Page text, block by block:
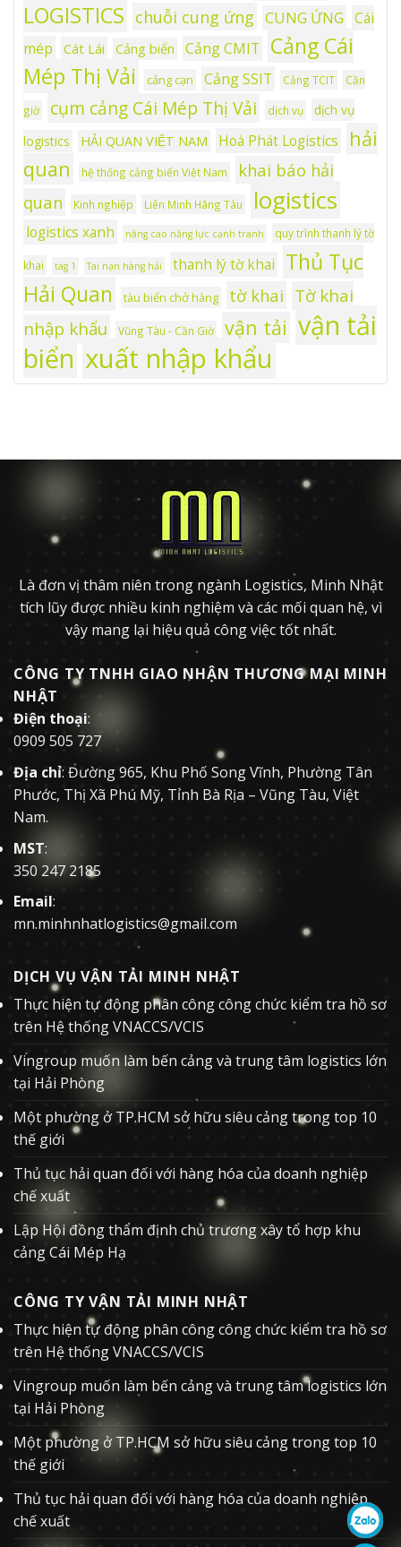
LOGISTICS chuỗi cung ứng CUNG ỨNG Cái
mép
Cát Lái Cảng biển Cảng CMIT
Cảng Cái
Mép Thị Vải
cảng cạn Cảng SSIT Cảng TCIT Cần
giờ cụm cảng Cái Mép Thị Vải dịch vụ
dịch vụ
logistics
HẢI QUAN VIỆT NAM Hoà Phát Logistics
hải
quan
hệ thống cảng biển Việt Nam
khai báo hải
quan
Kinh nghiệp Liên Minh Hãng Tàu logistics
logistics xanh nâng cao năng lực cạnh tranh quy trình thanh lý tờ
khai tag 1 Tai nạn hàng hải thanh lý tờ khai
Thủ Tục
Hải Quan
tàu biển chở hàng tờ khai Tờ khai
nhập khẩu
Vũng Tàu - Cần Giờ vận tải vận tải
biển xuất nhập khẩu
Là đơn vị thâm niên trong ngành Logistics, Minh Nhật
tích lũy được nhiều kinh nghiệm và các mối quan hệ, vì
vậy mang lại hiệu quả công việc tốt nhất.
CÔNG TY TNHH GIAO NHẬN THƯƠNG MẠI MINH
NHẬT
Điện thoại:
0909 505 727
Địa chỉ: Đường 965, Khu Phố Song Vĩnh, Phường Tân
Phước, Thị Xã Phú Mỹ, Tỉnh Bà Rịa – Vũng Tàu, Việt
Nam.
MST:
350 247 2185
Email:
mn.minhnhatlogistics@gmail.com
DỊCH VỤ VẬN TẢI MINH NHẬT
Thực hiện tự động phân công công chức kiểm tra hồ sơ
trên Hệ thống VNACCS/VCIS
Vingroup muốn làm bến cảng và trung tâm logistics lớn
tại Hải Phòng
Một phường ở TP.HCM sở hữu siêu cảng trong top 10
thế giới
Thủ tục hải quan đối với hàng hóa của doanh nghiệp
chế xuất
Lập Hội đồng thẩm định chủ trương xây tổ hợp khu
cảng Cái Mép Hạ
CÔNG TY VẬN TẢI MINH NHẬT
Thực hiện tự động phân công công chức kiểm tra hồ sơ
trên Hệ thống VNACCS/VCIS
Vingroup muốn làm bến cảng và trung tâm logistics lớn
tại Hải Phòng
Một phường ở TP.HCM sở hữu siêu cảng trong top 10
thế giới
Thủ tục hải quan đối với hàng hóa của doanh nghiệp
chế xuất